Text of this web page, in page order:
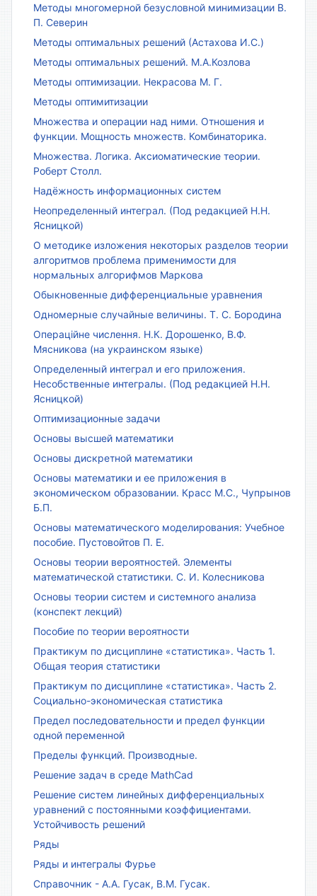
Методы многомерной безусловной минимизации В.
П. Северин
Методы оптимальных решений (Астахова И.С.)
Методы оптимальных решений. М.А.Козлова
Методы оптимизации. Некрасова М. Г.
Методы оптимитизации
Множества и операции над ними. Отношения и
функции. Мощность множеств. Комбинаторика.
Множества. Логика. Аксиоматические теории.
Роберт Столл.
Надёжность информационных систем
Неопределенный интеграл. (Под редакцией Н.Н.
Ясницкой)
О методике изложения некоторых разделов теории
алгоритмов проблема применимости для
нормальных алгорифмов Маркова
Обыкновенные дифференциальные уравнения
Одномерные случайные величины. Т. С. Бородина
Операційне числення. Н.К. Дорошенко, В.Ф.
Мясникова (на украинском языке)
Определенный интеграл и его приложения.
Несобственные интегралы. (Под редакцией Н.Н.
Ясницкой)
Оптимизационные задачи
Основы высшей математики
Основы дискретной математики
Основы математики и ее приложения в
экономическом образовании. Красс М.С., Чупрынов
Б.П.
Основы математического моделирования: Учебное
пособие. Пустовойтов П. Е.
Основы теории вероятностей. Элементы
математической статистики. С. И. Колесникова
Основы теории систем и системного анализа
(конспект лекций)
Пособие по теории вероятности
Практикум по дисциплине «статистика». Часть 1.
Общая теория статистики
Практикум по дисциплине «статистика». Часть 2.
Социально-экономическая статистика
Предел последовательности и предел функции
одной переменной
Пределы функций. Производные.
Решение задач в среде MathCad
Решение систем линейных дифференциальных
уравнений с постоянными коэффициентами.
Устойчивость решений
Ряды
Ряды и интегралы Фурье
Справочник - А.А. Гусак, В.М. Гусак.